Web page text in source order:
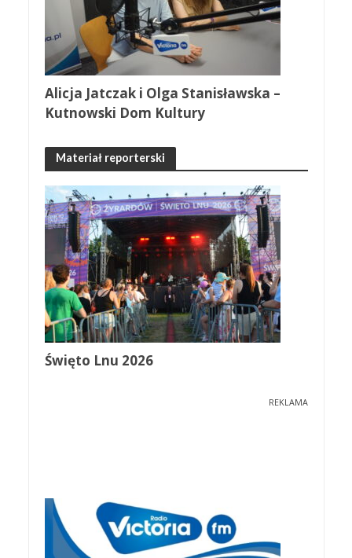
Alicja Jatczak i Olga Stanisławska –
Kutnowski Dom Kultury
Materiał reporterski
Święto Lnu 2026
REKLAMA